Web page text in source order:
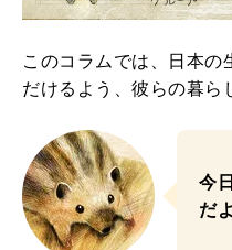
このコラムでは、日本の
だけるよう、彼らの暮ら
今
だ